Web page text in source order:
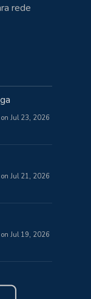
rede
Jul 23, 2026
Jul 21, 2026
Jul 19, 2026